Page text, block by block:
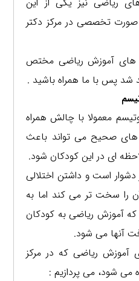
تخصصی در مرکز دکتر
های آموزش ریاضی مختص
شد پس با ما همراه باشید .
معمولا با چالش همراه
های صحیح می تواند باعث
ای در این کودکان شود.
است و داشتن اختلالی
را سخت تر می کند اما به
آموزش ریاضی به کودکان
آنها می شود.
آموزش ریاضی که در مرکز
می شود، می پردازیم :